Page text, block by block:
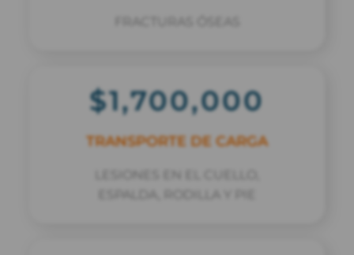
$1,700,000
TRANSPORTE DE CARGA